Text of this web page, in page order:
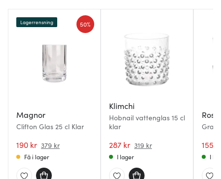
Magnor
Clifton Glas 25 cl Klar
190 kr 379 kr
50%
Lagerrensning
Få i lager
Klimchi
Hobnail vattenglas 15 cl
klar
287 kr 319 kr
I lager
155
I